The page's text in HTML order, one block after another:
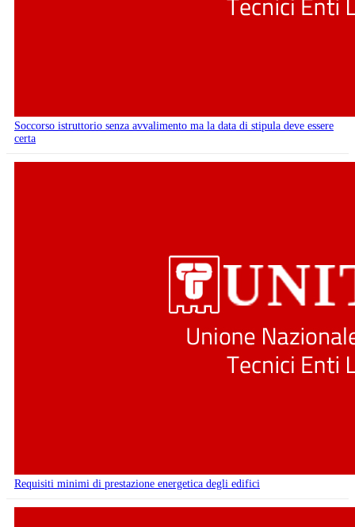
Soccorso istruttorio senza avvalimento ma la data di stipula deve essere
certa
Requisiti minimi di prestazione energetica degli edifici